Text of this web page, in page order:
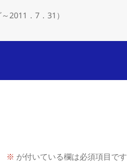
2011．7．31）
※ が付いている欄は必須項目です